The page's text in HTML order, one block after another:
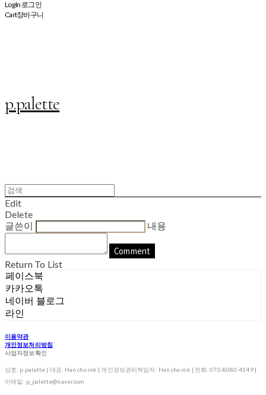
Log In 로그인
Cart장바구니
p.palette
Edit
Delete
글쓴이
내용
Comment
Return To List
페이스북
카카오톡
네이버 블로그
라인
이용약관
개인정보처리방침
사업자정보확인
상호: p.palette | 대표: Han cho rok | 개인정보관리책임자: Han cho rok | 전화: 070-8080-4549 |
이메일: p_palette@naver.com